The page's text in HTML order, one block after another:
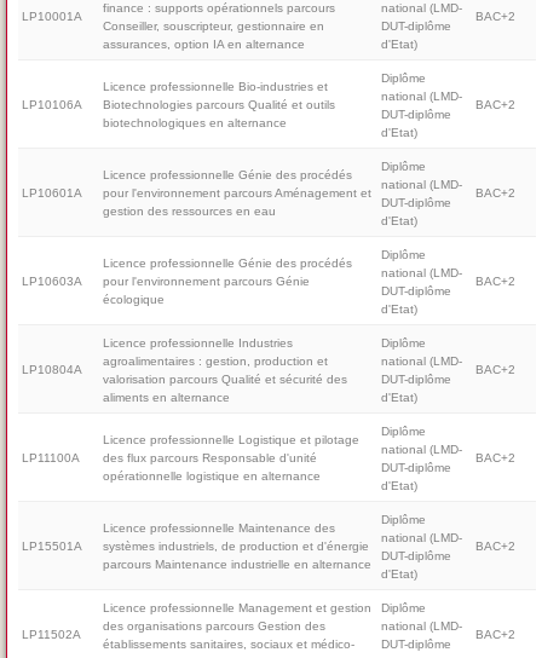
LP10001A
finance : supports opérationnels parcours
Conseiller, souscripteur, gestionnaire en
assurances, option IA en alternance
national (LMD-
DUT-diplôme
d'Etat)
BAC+2
LP10106A
Licence professionnelle Bio-industries et
Biotechnologies parcours Qualité et outils
biotechnologiques en alternance
Diplôme
national (LMD-
DUT-diplôme
d'Etat)
BAC+2
LP10601A
Licence professionnelle Génie des procédés
pour l'environnement parcours Aménagement et
gestion des ressources en eau
Diplôme
national (LMD-
DUT-diplôme
d'Etat)
BAC+2
LP10603A
Licence professionnelle Génie des procédés
pour l'environnement parcours Génie
écologique
Diplôme
national (LMD-
DUT-diplôme
d'Etat)
BAC+2
LP10804A
Licence professionnelle Industries
agroalimentaires : gestion, production et
valorisation parcours Qualité et sécurité des
aliments en alternance
Diplôme
national (LMD-
DUT-diplôme
d'Etat)
BAC+2
LP11100A
Licence professionnelle Logistique et pilotage
des flux parcours Responsable d'unité
opérationnelle logistique en alternance
Diplôme
national (LMD-
DUT-diplôme
d'Etat)
BAC+2
LP15501A
Licence professionnelle Maintenance des
systèmes industriels, de production et d'énergie
parcours Maintenance industrielle en alternance
Diplôme
national (LMD-
DUT-diplôme
d'Etat)
BAC+2
LP11502A
Licence professionnelle Management et gestion
des organisations parcours Gestion des
établissements sanitaires, sociaux et médico-
Diplôme
national (LMD-
DUT-diplôme
BAC+2